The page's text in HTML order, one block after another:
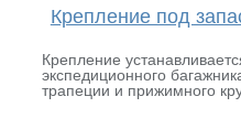
Крепление под
Крепление
экспедиционного
трапеции и прижимного